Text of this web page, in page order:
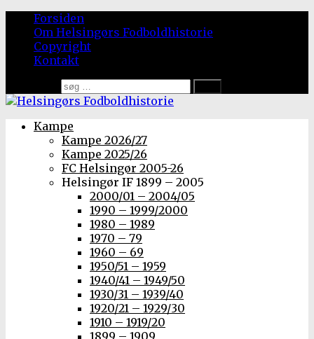
Forsiden
Om Helsingørs Fodboldhistorie
Copyright
Kontakt
Kampe
Kampe 2026/27
Kampe 2025/26
FC Helsingør 2005-26
Helsingør IF 1899 – 2005
2000/01 – 2004/05
1990 – 1999/2000
1980 – 1989
1970 – 79
1960 – 69
1950/51 – 1959
1940/41 – 1949/50
1930/31 – 1939/40
1920/21 – 1929/30
1910 – 1919/20
1899 – 1909